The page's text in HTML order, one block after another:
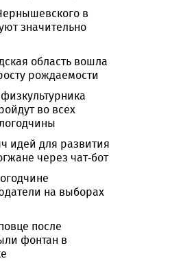
в
значительно
область вошла
рождаемости
во всех
идей для развития
через чат-бот
на выборах
после
фонтан в